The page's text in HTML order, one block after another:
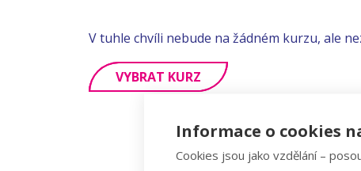
V tuhle chvíli nebude na žádném kurzu, ale
VYBRAT KURZ
Informace o cookies
Cookies jsou jako vzdělání –